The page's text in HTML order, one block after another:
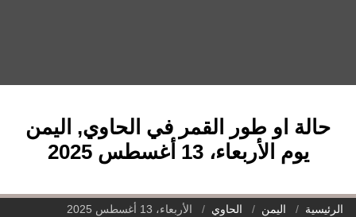
حالة او طور القمر في الحاوي, اليمن
يوم الأربعاء، 13 أغسطس 2025
الرئيسية اليمن الحاوي الأربعاء، 13 أغسطس 2025